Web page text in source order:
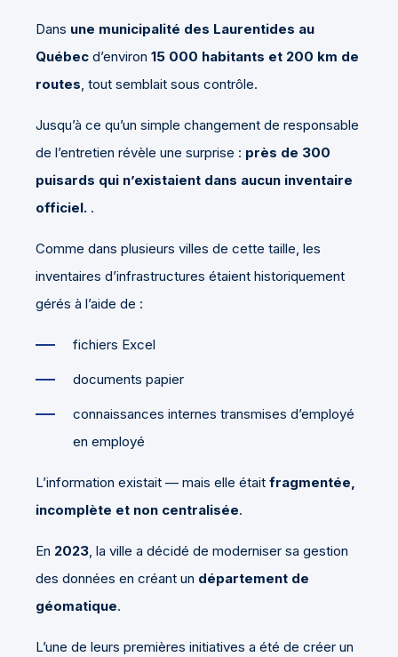
Dans une municipalité des Laurentides au
Québec d’environ 15 000 habitants et 200 km de
routes , tout semblait sous contrôle.
Jusqu’à ce qu’un simple changement de responsable
de l’entretien révèle une surprise : près de 300
puisards qui n’existaient dans aucun inventaire
officiel. .
Comme dans plusieurs villes de cette taille, les
inventaires d’infrastructures étaient historiquement
gérés à l’aide de :
fichiers Excel
documents papier
connaissances internes transmises d’employé
en employé
L’information existait — mais elle était fragmentée,
incomplète et non centralisée.
En 2023 , la ville a décidé de moderniser sa gestion
des données en créant un département de
géomatique.
L’une de leurs premières initiatives a été de créer un